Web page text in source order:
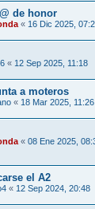
de honor
« 16 Dic 2025,
« 12 Sep 2025, 11:18
a moteros
« 18 Mar 2025, 11:26
« 08 Ene 2025,
el A2
« 12 Sep 2024, 20:48